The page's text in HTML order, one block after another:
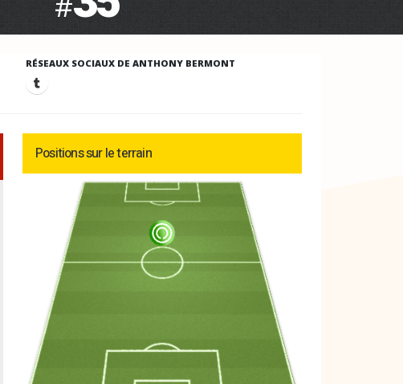
RÉSEAUX SOCIAUX DE ANTHONY BERMONT
Positions sur le terrain